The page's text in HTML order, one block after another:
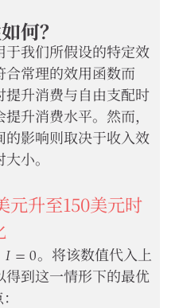
何？
于我们所假设的特定效
合常理的效用函数而
升消费与自由支配时
升消费水平。然而，
的影响则取决于收入效
小。
元升至150美元时
𝐼=0
I
。将该数值代入上
到这一情形下的最优